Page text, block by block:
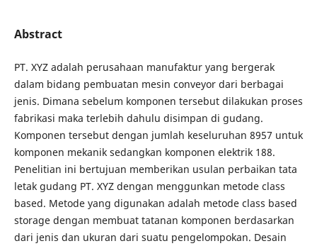
Abstract
PT. XYZ adalah perusahaan manufaktur yang bergerak
dalam bidang pembuatan mesin conveyor dari berbagai
jenis. Dimana sebelum komponen tersebut dilakukan proses
fabrikasi maka terlebih dahulu disimpan di gudang.
Komponen tersebut dengan jumlah keseluruhan 8957 untuk
komponen mekanik sedangkan komponen elektrik 188.
Penelitian ini bertujuan memberikan usulan perbaikan tata
letak gudang PT. XYZ dengan menggunkan metode class
based. Metode yang digunakan adalah metode class based
storage dengan membuat tatanan komponen berdasarkan
dari jenis dan ukuran dari suatu pengelompokan. Desain